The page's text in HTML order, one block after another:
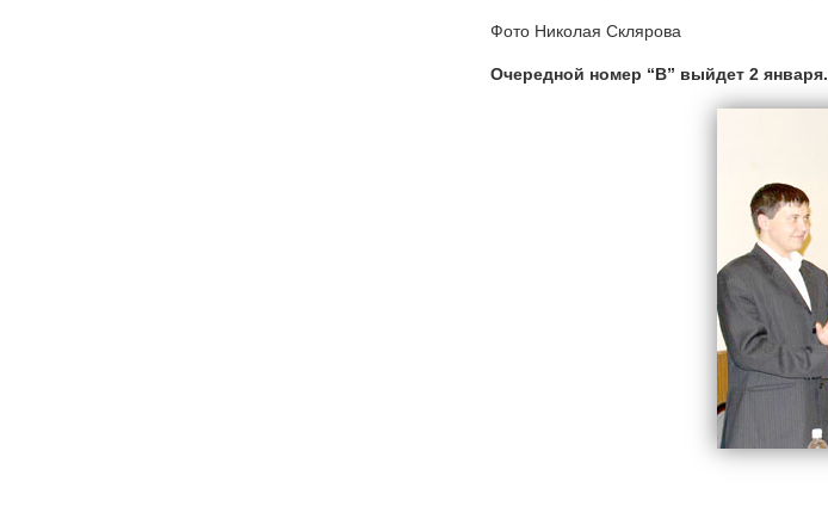
Фото Николая Склярова
Очередной номер “В” выйдет 2 января.